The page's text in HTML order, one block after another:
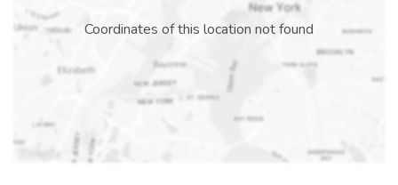
Coordinates of this location not found